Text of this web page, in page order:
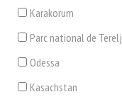
Karakorum
Parc national de Terelj
Odessa
Kasachstan